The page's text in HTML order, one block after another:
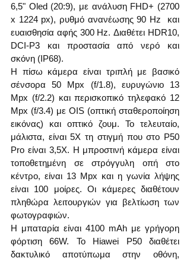
6,5" Oled (20:9), με ανάλυση FHD+ (2700
x 1224 px), ρυθμό ανανέωσης 90 Hz  και
ευαισθησία αφής 300 Hz. Διαθέτει HDR10,
DCI-P3 και προστασία από νερό και
σκόνη (IP68).
Η πίσω κάμερα είναι τριπλή με βασικό
σένσορα 50 Mpx (f/1.8), ευρυγώνιο 13
Mpx (f/2.2) και περισκοπικό τηλεφακό 12
Mpx (f/3.4) με OIS (οπτική σταθεροποίηση
εικόνας) και οπτικό ζουμ. Το τελευταίο,
μάλιστα, είναι 5Χ τη στιγμή που στο P50
Pro είναι 3,5Χ. Η μπροστινή κάμερα είναι
τοποθετημένη σε στρόγγυλη οπή στο
κέντρο, είναι 13 Mpx και η γωνία λήψης
είναι 100 μοίρες. Οι κάμερες διαθέτουν
πληθώρα λειτουργιών για βελτίωση των
φωτογραφιών.
Η μπαταρία είναι 4100 mAh με γρήγορη
φόρτιση 66W. Το Hiawei P50 διαθέτει
δακτυλικό αποτύπωμα στην οθόνη,